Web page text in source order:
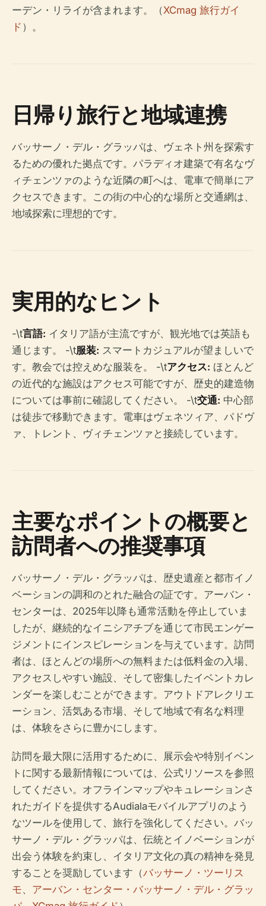
ーデン・リライが含まれます。（XCmag 旅行ガイ
ド ）。
日帰り旅行と地域連携
バッサーノ・デル・グラッパは、ヴェネト州を探索す
るための優れた拠点です。パラディオ建築で有名なヴ
ィチェンツァのような近隣の町へは、電車で簡単にア
クセスできます。この街の中心的な場所と交通網は、
地域探索に理想的です。
実用的なヒント
-\t言語: イタリア語が主流ですが、観光地では英語も
通じます。 -\t服装: スマートカジュアルが望ましいで
す。教会では控えめな服装を。 -\tアクセス: ほとんど
の近代的な施設はアクセス可能ですが、歴史的建造物
については事前に確認してください。 -\t交通: 中心部
は徒歩で移動できます。電車はヴェネツィア、パドヴ
ァ、トレント、ヴィチェンツァと接続しています。
主要なポイントの概要と
訪問者への推奨事項
バッサーノ・デル・グラッパは、歴史遺産と都市イノ
ベーションの調和のとれた融合の証です。アーバン・
センターは、2025年以降も通常活動を停止していま
したが、継続的なイニシアチブを通じて市民エンゲー
ジメントにインスピレーションを与えています。訪問
者は、ほとんどの場所への無料または低料金の入場、
アクセスしやすい施設、そして密集したイベントカレ
ンダーを楽しむことができます。アウトドアレクリエ
ーション、活気ある市場、そして地域で有名な料理
は、体験をさらに豊かにします。
訪問を最大限に活用するために、展示会や特別イベン
トに関する最新情報については、公式リソースを参照
してください。オフラインマップやキュレーションさ
れたガイドを提供するAudialaモバイルアプリのよう
なツールを使用して、旅行を強化してください。バッ
サーノ・デル・グラッパは、伝統とイノベーションが
出会う体験を約束し、イタリア文化の真の精神を発見
することを奨励しています（バッサーノ・ツーリス
モ、 アーバン・センター・バッサーノ・デル・グラッ